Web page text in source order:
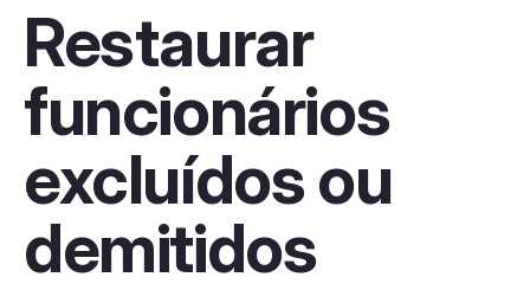
Restaurar
funcionários
excluídos ou
demitidos